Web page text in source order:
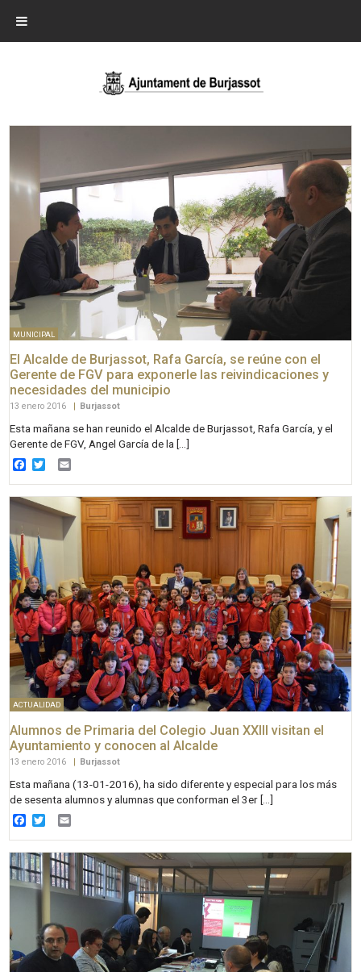
MUNICIPAL
El Alcalde de Burjassot, Rafa García, se reúne con el
Gerente de FGV para exponerle las reivindicaciones y
necesidades del municipio
13 enero 2016 Burjassot
Esta mañana se han reunido el Alcalde de Burjassot, Rafa García, y el
Gerente de FGV, Angel García de la […]
Facebook
Twitter
ACTUALIDAD
Alumnos de Primaria del Colegio Juan XXIII visitan el
Ayuntamiento y conocen al Alcalde
13 enero 2016 | Burjassot
Esta mañana (13-01-2016), ha sido diferente y especial para los más
de sesenta alumnos y alumnas que conforman el 3er […]
Facebook
Twitter